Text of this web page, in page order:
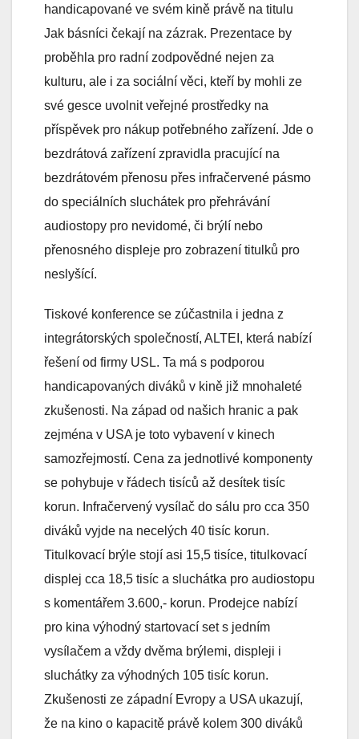
handicapované ve svém kině právě na titulu
Jak básníci čekají na zázrak. Prezentace by
proběhla pro radní zodpovědné nejen za
kulturu, ale i za sociální věci, kteří by mohli ze
své gesce uvolnit veřejné prostředky na
příspěvek pro nákup potřebného zařízení. Jde o
bezdrátová zařízení zpravidla pracující na
bezdrátovém přenosu přes infračervené pásmo
do speciálních sluchátek pro přehrávání
audiostopy pro nevidomé, či brýlí nebo
přenosného displeje pro zobrazení titulků pro
neslyšící.
Tiskové konference se zúčastnila i jedna z
integrátorských společností, ALTEI, která nabízí
řešení od firmy USL. Ta má s podporou
handicapovaných diváků v kině již mnohaleté
zkušenosti. Na západ od našich hranic a pak
zejména v USA je toto vybavení v kinech
samozřejmostí. Cena za jednotlivé komponenty
se pohybuje v řádech tisíců až desítek tisíc
korun. Infračervený vysílač do sálu pro cca 350
diváků vyjde na necelých 40 tisíc korun.
Titulkovací brýle stojí asi 15,5 tisíce, titulkovací
displej cca 18,5 tisíc a sluchátka pro audiostopu
s komentářem 3.600,- korun. Prodejce nabízí
pro kina výhodný startovací set s jedním
vysílačem a vždy dvěma brýlemi, displeji i
sluchátky za výhodných 105 tisíc korun.
Zkušenosti ze západní Evropy a USA ukazují,
že na kino o kapacitě právě kolem 300 diváků